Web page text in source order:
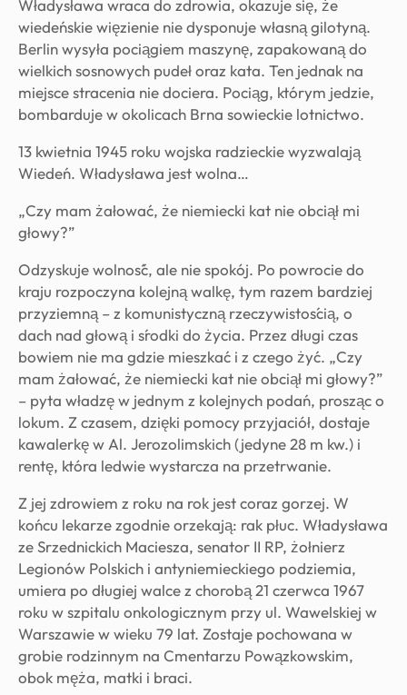
Władysława wraca do zdrowia, okazuje się, że
wiedeńskie więzienie nie dysponuje własną gilotyną.
Berlin wysyła pociągiem maszynę, zapakowaną do
wielkich sosnowych pudeł oraz kata. Ten jednak na
miejsce stracenia nie dociera. Pociąg, którym jedzie,
bombarduje w okolicach Brna sowieckie lotnictwo.
13 kwietnia 1945 roku wojska radzieckie wyzwalają
Wiedeń. Władysława jest wolna…
„Czy mam żałować, że niemiecki kat nie obciął mi
głowy?”
Odzyskuje wolność, ale nie spokój. Po powrocie do
kraju rozpoczyna kolejną walkę, tym razem bardziej
przyziemną – z komunistyczną rzeczywistością, o
dach nad głową i środki do życia. Przez długi czas
bowiem nie ma gdzie mieszkać i z czego żyć. „Czy
mam żałować, że niemiecki kat nie obciął mi głowy?”
– pyta władzę w jednym z kolejnych podań, prosząc o
lokum. Z czasem, dzięki pomocy przyjaciół, dostaje
kawalerkę w Al. Jerozolimskich (jedyne 28 m kw.) i
rentę, która ledwie wystarcza na przetrwanie.
Z jej zdrowiem z roku na rok jest coraz gorzej. W
końcu lekarze zgodnie orzekają: rak płuc. Władysława
ze Srzednickich Maciesza, senator II RP, żołnierz
Legionów Polskich i antyniemieckiego podziemia,
umiera po długiej walce z chorobą 21 czerwca 1967
roku w szpitalu onkologicznym przy ul. Wawelskiej w
Warszawie w wieku 79 lat. Zostaje pochowana w
grobie rodzinnym na Cmentarzu Powązkowskim,
obok męża, matki i braci.